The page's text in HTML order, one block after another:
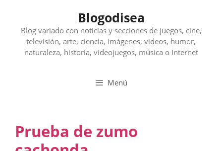
contenido
Blogodisea
Blog variado con noticias y secciones de juegos, cine,
televisión, arte, ciencia, imágenes, videos, humor,
naturaleza, historia, videojuegos, música o Internet
Menú
Prueba de zumo